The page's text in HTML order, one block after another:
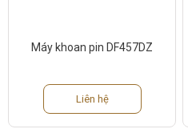
Máy khoan pin DF457DZ
Liên hệ